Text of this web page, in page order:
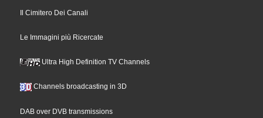
Il Cimitero Dei Canali
Le Immagini più Ricercate
Ultra High Definition TV Channels
Channels broadcasting in 3D
DAB over DVB transmissions